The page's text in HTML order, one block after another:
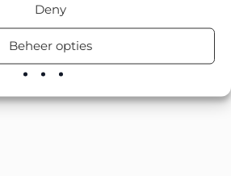
Deny
Beheer opties